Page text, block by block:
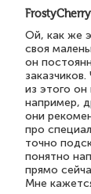
FrostyCherry
Ой, как же
своя
он
из этого
например,
они
про
точно
понятно
прямо
Мне